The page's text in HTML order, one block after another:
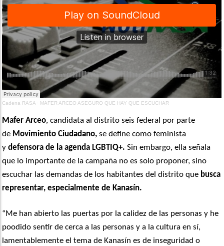
Cadena RASA · MAFER ARCEO ASEGURO QUE HAY QUE ESCUCHAR
Mafer Arceo, candidata al distrito seis federal por parte
de Movimiento Ciudadano,se define como feminista
ydefensora de la agenda LGBTIQ+. Sin embargo, ella señala
que lo importante de la campaña no es solo proponer, sino
escuchar las demandas de los habitantes del distrito que busca
representar, especialmente de Kanasín.
“Me han abierto las puertas por la calidez de las personas y he
poodido sentir de cerca a las personas y a la cultura en sí,
lamentablemente el tema de Kanasín es de inseguridad o